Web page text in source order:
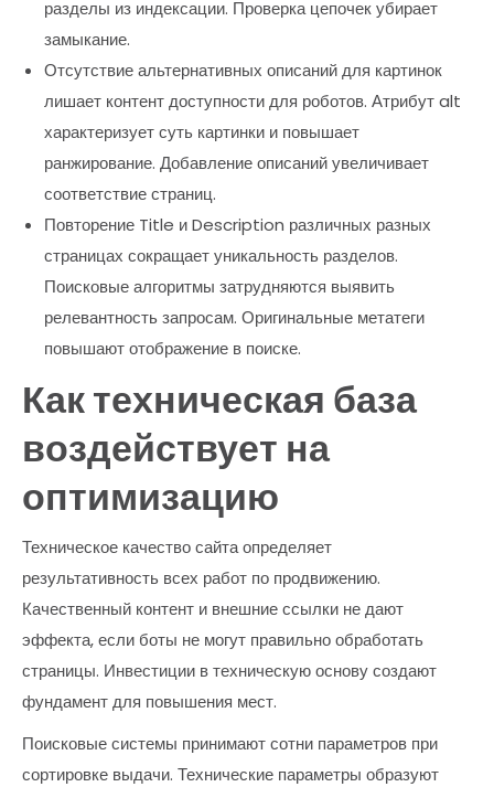
разделы из индексации. Проверка цепочек убирает
замыкание.
Отсутствие альтернативных описаний для картинок
лишает контент доступности для роботов. Атрибут alt
характеризует суть картинки и повышает
ранжирование. Добавление описаний увеличивает
соответствие страниц.
Повторение Title и Description различных разных
страницах сокращает уникальность разделов.
Поисковые алгоритмы затрудняются выявить
релевантность запросам. Оригинальные метатеги
повышают отображение в поиске.
Как техническая база
воздействует на
оптимизацию
Техническое качество сайта определяет
результативность всех работ по продвижению.
Качественный контент и внешние ссылки не дают
эффекта, если боты не могут правильно обработать
страницы. Инвестиции в техническую основу создают
фундамент для повышения мест.
Поисковые системы принимают сотни параметров при
сортировке выдачи. Технические параметры образуют